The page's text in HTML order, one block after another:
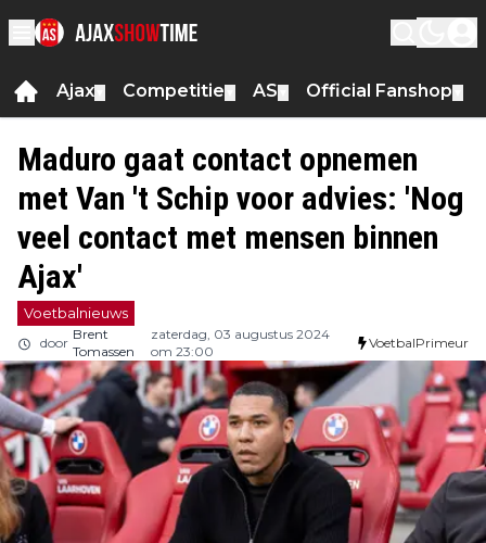
Ajax Competitie AS Official Fanshop
Maduro gaat contact opnemen
met Van 't Schip voor advies: 'Nog
veel contact met mensen binnen
Ajax'
Voetbalnieuws
door
Brent
Tomassen
zaterdag, 03 augustus 2024
om 23:00
VoetbalPrimeur